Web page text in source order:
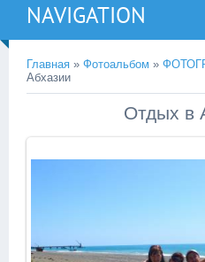
NAVIGATION
Главная » Фотоальбом »
Абхазии
Отдых в